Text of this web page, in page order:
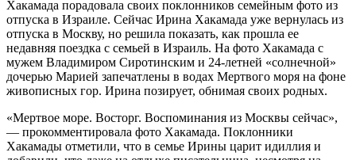
Хакамада порадовала своих поклонников семейным фото из
отпуска в Израиле. Сейчас Ирина Хакамада уже вернулась из
отпуска в Москву, но решила показать, как прошла ее
недавняя поездка с семьей в Израиль. На фото Хакамада с
мужем Владимиром Сиротинским и 24-летней «солнечной»
дочерью Марией запечатлены в водах Мертвого моря на фоне
живописных гор. Ирина позирует, обнимая своих родных.
«Мертвое море. Восторг. Воспоминания из Москвы сейчас»,
— прокомментировала фото Хакамада. Поклонники
Хакамады отметили, что в семье Ирины царит идиллия и